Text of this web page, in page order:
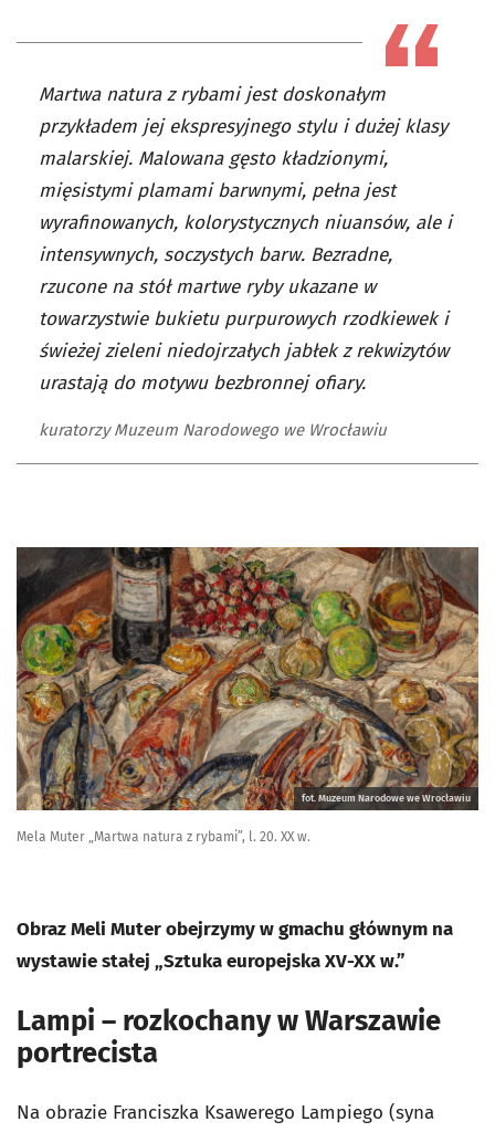
Martwa natura z rybami jest doskonałym
przykładem jej ekspresyjnego stylu i dużej klasy
malarskiej. Malowana gęsto kładzionymi,
mięsistymi plamami barwnymi, pełna jest
wyrafinowanych, kolorystycznych niuansów, ale i
intensywnych, soczystych barw. Bezradne,
rzucone na stół martwe ryby ukazane w
towarzystwie bukietu purpurowych rzodkiewek i
świeżej zieleni niedojrzałych jabłek z rekwizytów
urastają do motywu bezbronnej ofiary.
kuratorzy Muzeum Narodowego we Wrocławiu
fot. Muzeum Narodowe we Wrocławiu
Mela Muter „Martwa natura z rybami”, l. 20. XX w.
Obraz Meli Muter obejrzymy w gmachu głównym na
wystawie stałej „Sztuka europejska XV-XX w.”
Lampi – rozkochany w Warszawie
portrecista
Na obrazie Franciszka Ksawerego Lampiego (syna